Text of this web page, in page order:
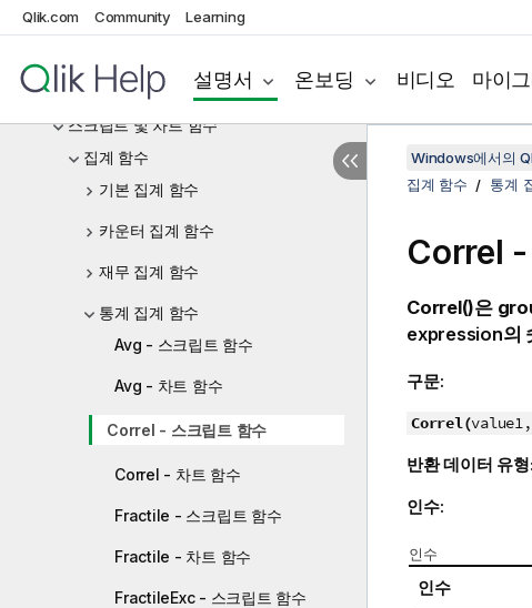
Qlik.com Community Learning
설명서 온보딩 비디오 마이
연산자
스크립트 및 차트 함수
집계 함수
기본 집계 함수
카운터 집계 함수
재무 집계 함수
통계 집계 함수
Avg - 스크립트 함수
Avg - 차트 함수
Correl - 스크립트 함수
Correl - 차트 함수
Fractile - 스크립트 함수
Fractile - 차트 함수
FractileExc - 스크립트 함수
Windows에서의
집계 함수
통계
Correl -
Correl()은
expression의
구문:
Correl(
반환 데이터 유
인수:
인수
인수